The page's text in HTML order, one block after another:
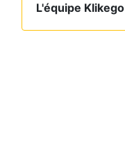
L'équipe Klikego